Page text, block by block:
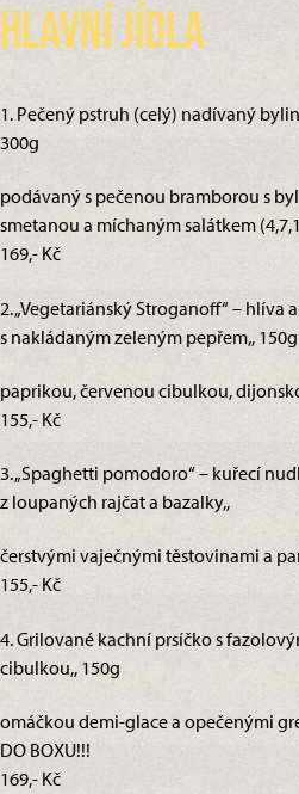
Hlavní jídla
1. Pečený pstruh (celý) nadívaný
300g
podávaný s pečenou bramborou s
smetanou a míchaným salátkem
169,- Kč
2. „Vegetariánský Stroganoff“ –
s nakládaným zeleným pepřem,, 150g
paprikou, červenou cibulkou,
155,- Kč
3. „Spaghetti pomodoro“ – kuřecí
z loupaných rajčat a bazalky,,
čerstvými vaječnými těstovinami a
155,- Kč
4. Grilované kachní prsíčko s
cibulkou,, 150g
omáčkou demi-glace a opečenými
DO BOXU!!!
169,- Kč